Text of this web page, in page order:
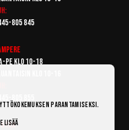
805 845
pe klo 10-18
parantamiseksi.
lisää